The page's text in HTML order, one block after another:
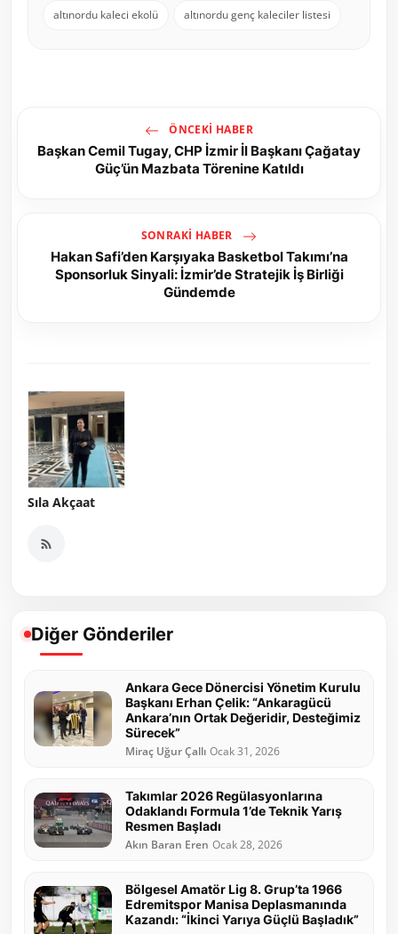
altınordu kaleci ekolü altınordu genç kaleciler listesi
ÖNCEKI HABER
Başkan Cemil Tugay, CHP İzmir İl Başkanı Çağatay
Güç’ün Mazbata Törenine Katıldı
SONRAKI HABER
Hakan Safi’den Karşıyaka Basketbol Takımı’na
Sponsorluk Sinyali: İzmir’de Stratejik İş Birliği
Gündemde
Sıla Akçaat
Diğer Gönderiler
Ankara Gece Dönercisi Yönetim Kurulu
Başkanı Erhan Çelik: “Ankaragücü
Ankara’nın Ortak Değeridir, Desteğimiz
Sürecek”
Miraç Uğur Çallı Ocak 31, 2026
Takımlar 2026 Regülasyonlarına
Odaklandı Formula 1’de Teknik Yarış
Resmen Başladı
Akın Baran Eren Ocak 28, 2026
Bölgesel Amatör Lig 8. Grup’ta 1966
Edremitspor Manisa Deplasmanında
Kazandı: “İkinci Yarıya Güçlü Başladık”